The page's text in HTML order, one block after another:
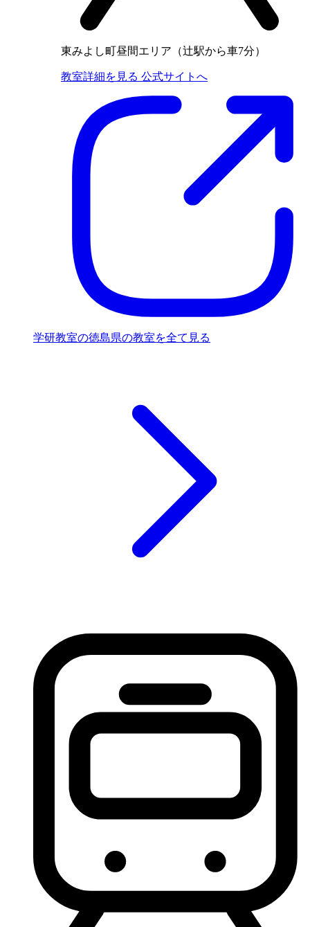
東みよし町昼間エリア（辻駅から車7分）
教室詳細を見る 公式サイトへ
学研教室の徳島県の教室を全て見る